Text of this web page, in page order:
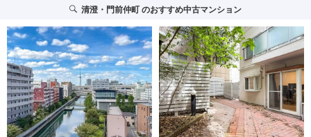
清澄・門前仲町のおすすめ中古マンション